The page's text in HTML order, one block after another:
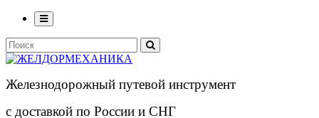
Железнодорожный путевой инструмент
с доставкой по России и СНГ